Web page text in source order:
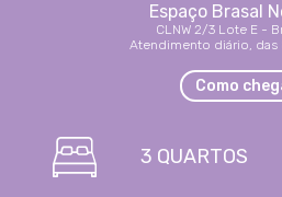
Espaço Brasal
CLNW 2/3 Lote E -
Atendimento diário, das
Como
3 QUARTOS